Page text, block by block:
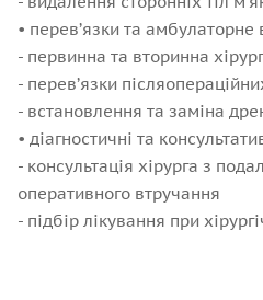
• перев’язки та
- первинна та вторинна
- перев’язки
- встановлення та заміна
• діагностичні та
- консультація хірурга з
оперативного втручання
- підбір лікування при